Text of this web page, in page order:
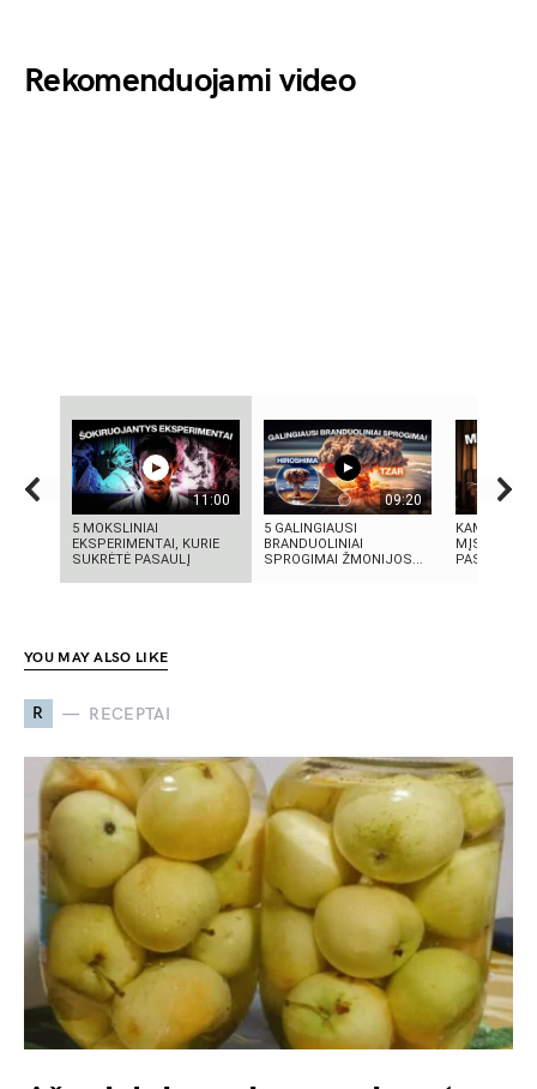
Rekomenduojami video
11:00
5 MOKSLINIAI
EKSPERIMENTAI, KURIE
SUKRĖTĖ PASAULĮ
09:20
5 GALINGIAUSI
BRANDUOLINIAI
SPROGIMAI ŽMONIJOS...
MĮSLINGA
PASLAPTIS
YOU MAY ALSO LIKE
R RECEPTAI